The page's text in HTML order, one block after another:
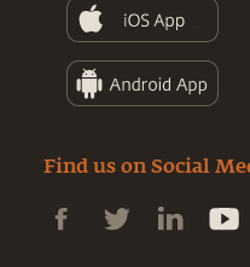
Find us on Social